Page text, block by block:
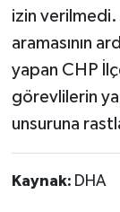
izin verilmedi.
aramasının
yapan CHP
görevlilerin
unsuruna
Kaynak: DHA